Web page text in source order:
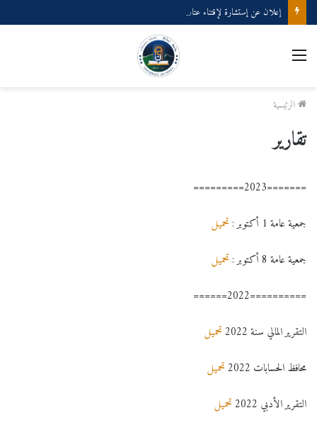
إعلان عن إستشارة لإقتناء عتاد ولوازم الإعلام الألي
القائمة
الرئيسية
تقارير
=======2023=========
جمعية عامة 1 أكتوبر :
تحميل
جمعية عامة 8 أكتوبر :
تحميل
==========2022======
التقرير المالي سنة 2022
تحميل
محافظ الحسابات 2022
تحميل
التقرير الأدبي 2022
تحميل